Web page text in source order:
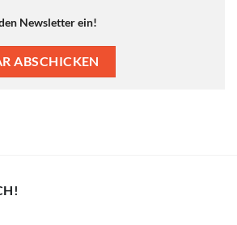
Newsletter ein!